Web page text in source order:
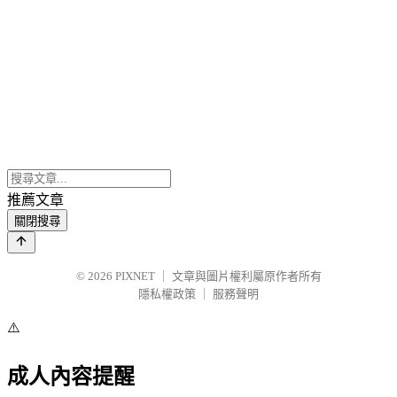
推薦文章
關閉搜尋
© 2026 PIXNET
文章與圖片權利屬原作者所有
隱私權政策
服務聲明
⚠️
成人內容提醒